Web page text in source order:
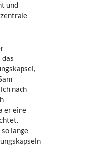
und
das
nach
er eine
so lange